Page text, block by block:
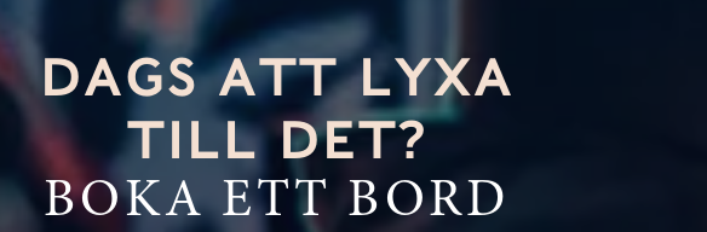
DAGS ATT LYXA
TILL DET?
BOKA ETT BORD